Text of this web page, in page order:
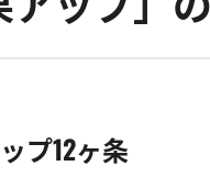
プ12ヶ条